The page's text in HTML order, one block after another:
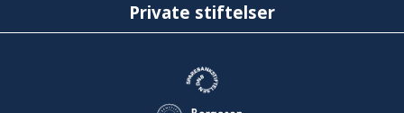
Private stiftelser